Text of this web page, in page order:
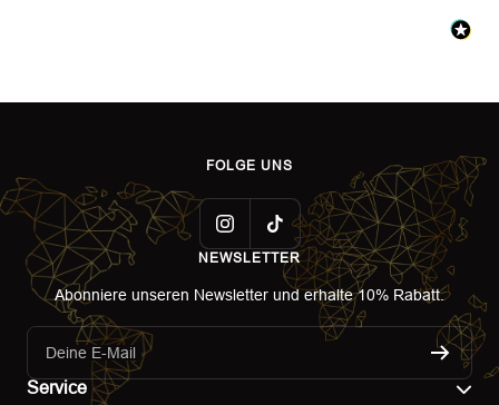
FOLGE UNS
NEWSLETTER
Abonniere unseren Newsletter und erhalte 10% Rabatt.
Deine E-Mail
Service